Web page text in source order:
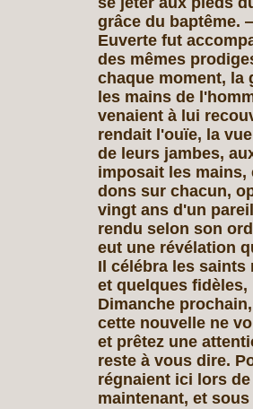
grâce du baptême.
Euverte fut
des mêmes
chaque moment, la
les mains de
venaient à lui
rendait l'ouïe, la
de leurs jambes,
imposait les
dons sur chacun,
vingt ans d'un
rendu selon son
eut une révélation
Il célébra les
et quelques
Dimanche
cette nouvelle ne
et prêtez une
reste à vous dire.
régnaient ici lors
maintenant, et